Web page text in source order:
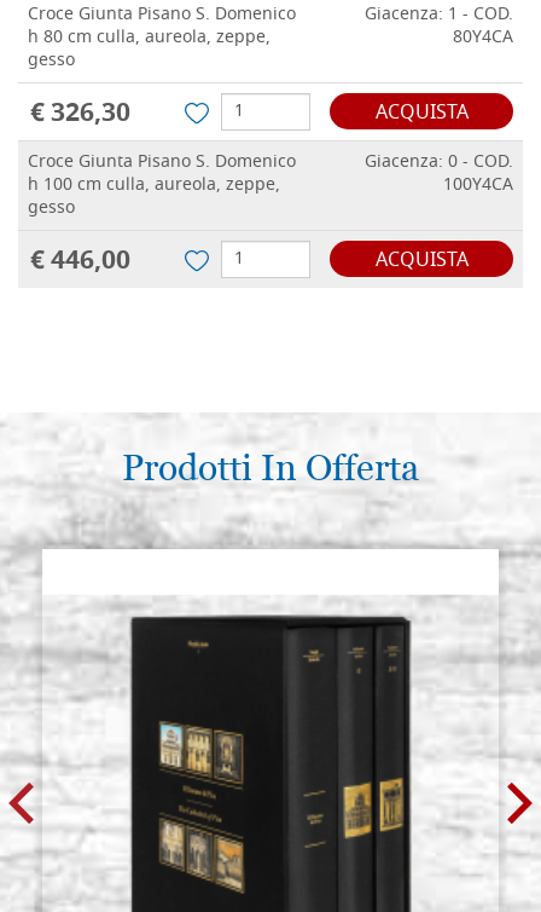
Croce Giunta Pisano S. Domenico
h 80 cm culla, aureola, zeppe,
gesso
Giacenza: 1 - COD.
80Y4CA
€ 326,30 ACQUISTA
Croce Giunta Pisano S. Domenico
h 100 cm culla, aureola, zeppe,
gesso
Giacenza: 0 - COD.
100Y4CA
€ 446,00 ACQUISTA
Prodotti In Offerta